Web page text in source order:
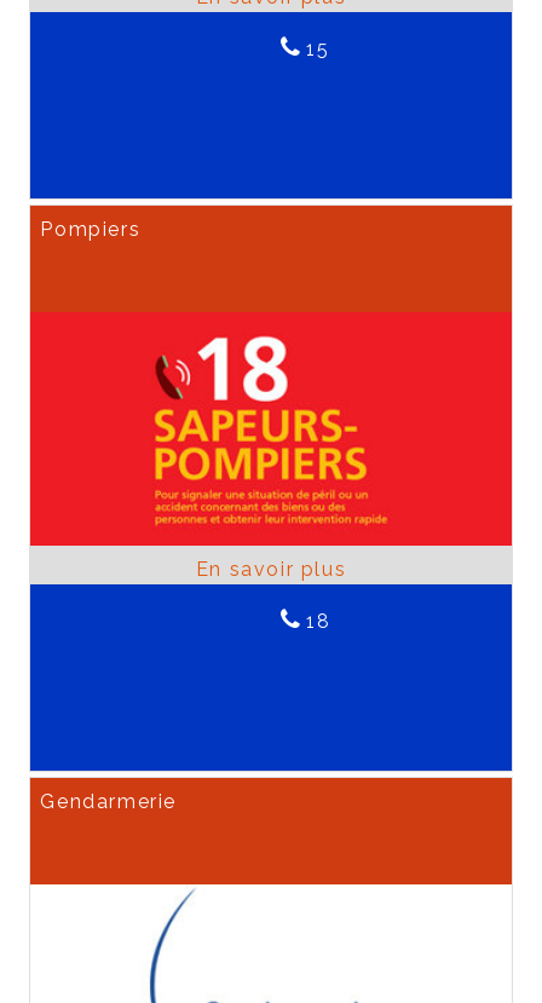
15
Pompiers
18
Gendarmerie